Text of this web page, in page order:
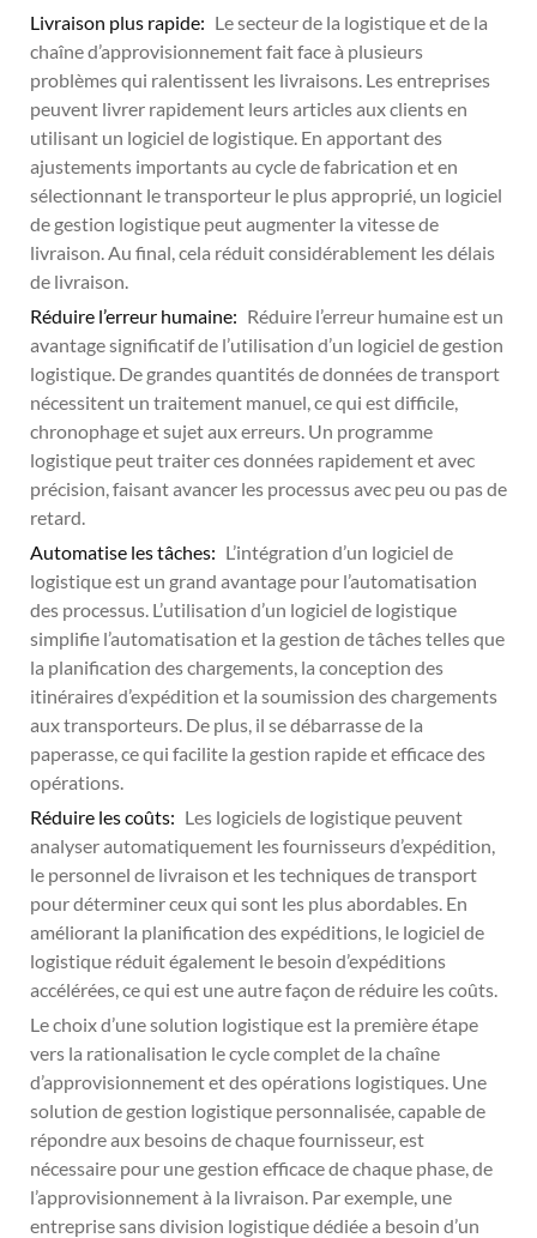
Livraison plus rapide: Le secteur de la logistique et de la
chaîne d’approvisionnement fait face à plusieurs
problèmes qui ralentissent les livraisons. Les entreprises
peuvent livrer rapidement leurs articles aux clients en
utilisant un logiciel de logistique. En apportant des
ajustements importants au cycle de fabrication et en
sélectionnant le transporteur le plus approprié, un logiciel
de gestion logistique peut augmenter la vitesse de
livraison. Au final, cela réduit considérablement les délais
de livraison.
Réduire l’erreur humaine: Réduire l’erreur humaine est un
avantage significatif de l’utilisation d’un logiciel de gestion
logistique. De grandes quantités de données de transport
nécessitent un traitement manuel, ce qui est difficile,
chronophage et sujet aux erreurs. Un programme
logistique peut traiter ces données rapidement et avec
précision, faisant avancer les processus avec peu ou pas de
retard.
Automatise les tâches: L’intégration d’un logiciel de
logistique est un grand avantage pour l’automatisation
des processus. L’utilisation d’un logiciel de logistique
simplifie l’automatisation et la gestion de tâches telles que
la planification des chargements, la conception des
itinéraires d’expédition et la soumission des chargements
aux transporteurs. De plus, il se débarrasse de la
paperasse, ce qui facilite la gestion rapide et efficace des
opérations.
Réduire les coûts: Les logiciels de logistique peuvent
analyser automatiquement les fournisseurs d’expédition,
le personnel de livraison et les techniques de transport
pour déterminer ceux qui sont les plus abordables. En
améliorant la planification des expéditions, le logiciel de
logistique réduit également le besoin d’expéditions
accélérées, ce qui est une autre façon de réduire les coûts.
Le choix d’une solution logistique est la première étape
vers la rationalisation le cycle complet de la chaîne
d’approvisionnement et des opérations logistiques. Une
solution de gestion logistique personnalisée, capable de
répondre aux besoins de chaque fournisseur, est
nécessaire pour une gestion efficace de chaque phase, de
l’approvisionnement à la livraison. Par exemple, une
entreprise sans division logistique dédiée a besoin d’un